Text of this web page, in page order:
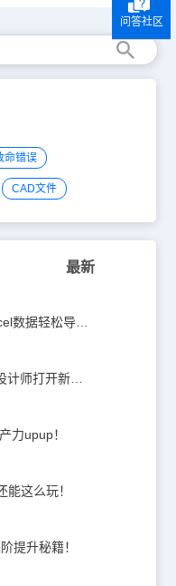
命错误
CAD文件
最新
解锁高效CAD绘图新技能：Excel数据轻松导入CAD
浩辰CAD看图王三维剖切，为设计师打开新世界的大门！
力upup！
这么玩！
提升秘籍！
问答社区